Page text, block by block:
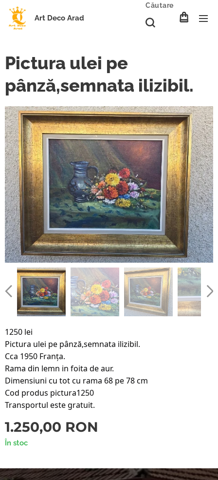
Art Deco Arad
Căutare
Pictura ulei pe
pânză,semnata ilizibil.
1250 lei
Pictura ulei pe pânză,semnata ilizibil.
Cca 1950 Franța.
Rama din lemn in foita de aur.
Dimensiuni cu tot cu rama 68 pe 78 cm
Cod produs pictura1250
Transportul este gratuit.
1.250,00 RON
În stoc